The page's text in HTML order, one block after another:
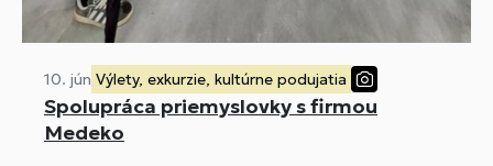
10. jún Výlety, exkurzie, kultúrne podujatia
Spolupráca priemyslovky s firmou
Medeko